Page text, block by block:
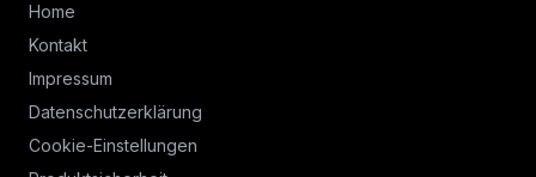
Home
Kontakt
Impressum
Datenschutzerklärung
Cookie-Einstellungen